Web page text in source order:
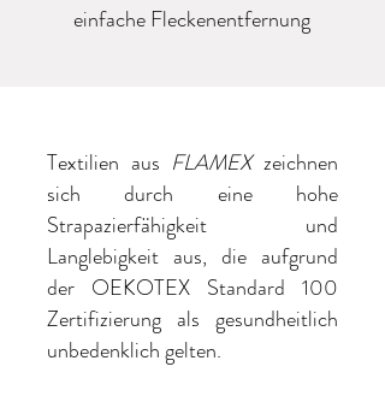
einfache Fleckenentfernung
Textilien aus FLAMEXzeichnen
sich durch eine hohe
Strapazierfähigkeit und
Langlebigkeit aus, die aufgrund
der OEKOTEX Standard 100
Zertifizierung als gesundheitlich
unbedenklich gelten.